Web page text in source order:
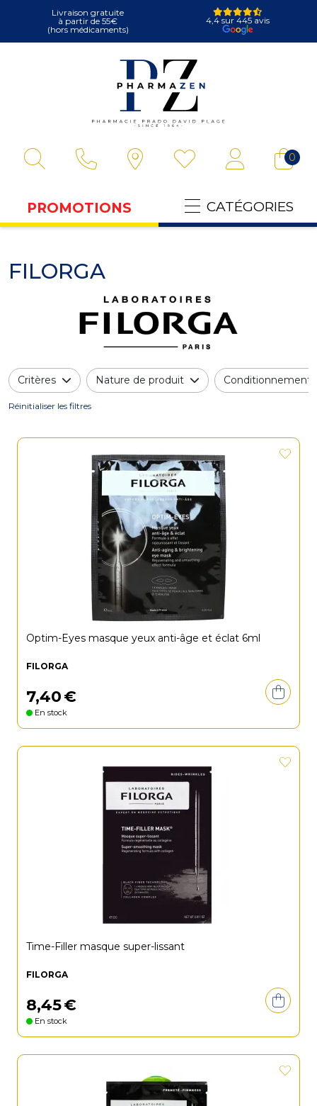
Livraison gratuite
à partir de 55€
(hors médicaments)
4,4 sur 445 avis
0
PROMOTIONS CATÉGORIES
FILORGA
Critères Nature de produit Conditionnement
Réinitialiser les filtres
Optim-Eyes masque yeux anti-âge et éclat 6ml
FILORGA
7,40€
En stock
Time-Filler masque super-lissant
FILORGA
8,45€
En stock